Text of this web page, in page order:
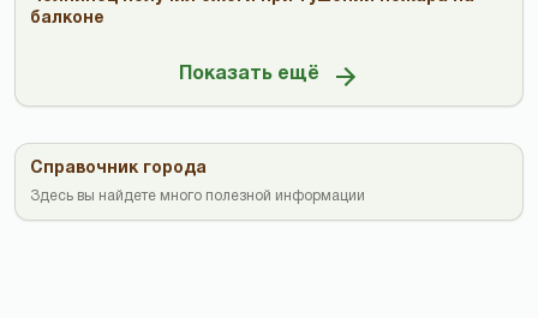
балконе
Показать ещё
Справочник города
Здесь вы найдете много полезной информации